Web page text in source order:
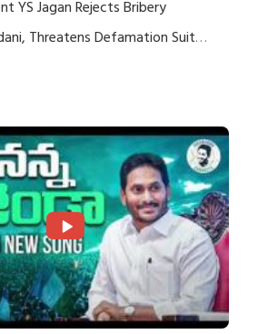
YS Jagan Rejects Bribery
Threatens Defamation Suit